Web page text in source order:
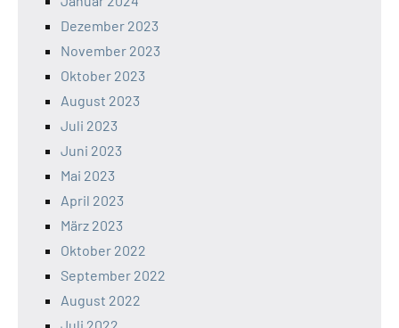
Dezember 2023
November 2023
Oktober 2023
August 2023
Juli 2023
Juni 2023
Mai 2023
April 2023
März 2023
Oktober 2022
September 2022
August 2022
Juli 2022